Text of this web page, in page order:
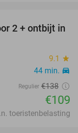
21%
2 + ontbijt in
9.1 star
44 min. directions_car
Regulier €138
€109
toeristenbelasting